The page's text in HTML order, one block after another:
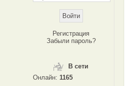
Регистрация
Забыли пароль?
В сети
Онлайн: 1165